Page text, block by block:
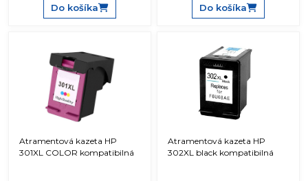
Do košíka Do košíka
Atramentová kazeta HP
301XL COLOR kompatibilná
Atramentová kazeta HP
302XL black kompatibilná